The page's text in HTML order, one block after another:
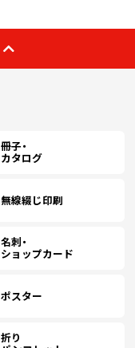
冊子・
カタログ
無線綴じ印刷
名刺・
ショップカード
ポスター
折り